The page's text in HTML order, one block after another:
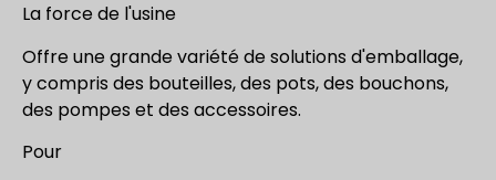
La force de l'usine
Offre une grande variété de solutions d'emballage,
y compris des bouteilles, des pots, des bouchons,
des pompes et des accessoires.
Pour